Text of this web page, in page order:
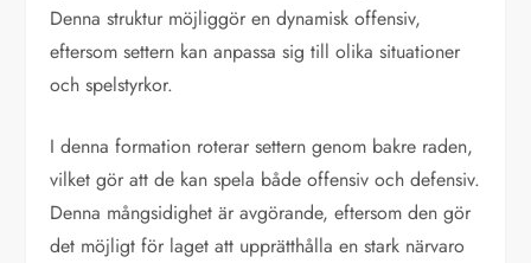
Denna struktur möjliggör en dynamisk offensiv,
eftersom settern kan anpassa sig till olika situationer
och spelstyrkor.
I denna formation roterar settern genom bakre raden,
vilket gör att de kan spela både offensiv och defensiv.
Denna mångsidighet är avgörande, eftersom den gör
det möjligt för laget att upprätthålla en stark närvaro